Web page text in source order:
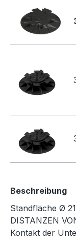
Beschreibung
Standfläche Ø
DISTANZEN
Kontakt der